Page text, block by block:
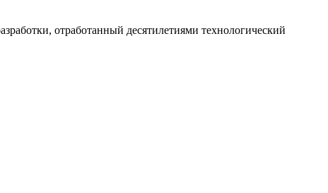
отработанный десятилетиями технологический